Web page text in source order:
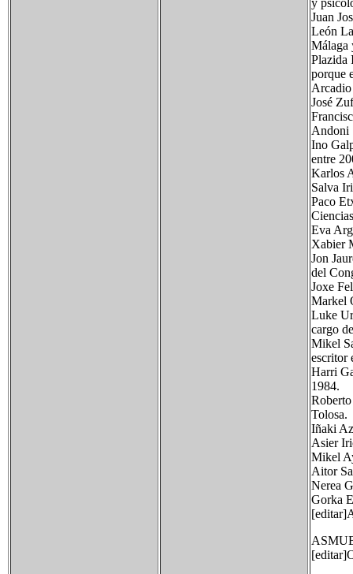
y
Juan
León
Málaga
Plazida
porque
Arcadio
José
Andoni
Ino
entre
Karlos
Salva
Paco
Eva
Xabier
Jon
del
Joxe
Markel
Luke
cargo
Mikel
escritor
Harri
1984.
Tolosa.
Iñaki
Asier
Mikel
Aitor
Nerea
Gorka